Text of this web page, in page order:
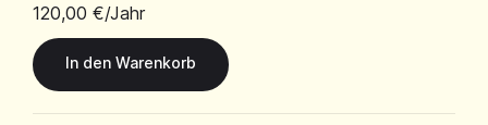
120,00 €/Jahr